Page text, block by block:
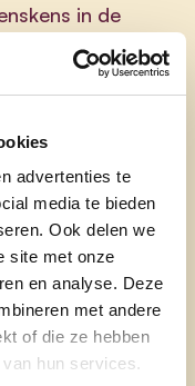
advertenties te
media te bieden
Ook delen we
site met onze
en analyse. Deze
met andere
of die ze hebben
hun services.
in de
in Erpe
ik nog diverse
voor het eerst
mijn politiek
oor bieden. Op
(verder) kunnen
persoon en